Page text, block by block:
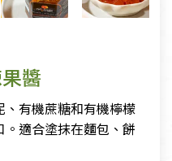
醬
有機蔗糖和有機檸檬
適合塗抹在麵包、餅